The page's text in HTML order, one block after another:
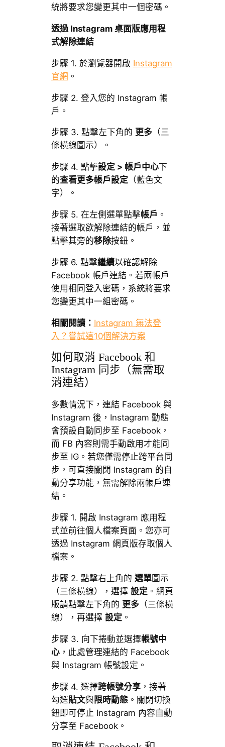
統將要求您變更其中一個密碼。
透過 Instagram 桌面版應用程
式解除連結
步驟 1. 於瀏覽器開啟 Instagram
官網 。
步驟 2. 登入您的 Instagram 帳
戶。
步驟 3. 點擊左下角的 更多（三
條橫線圖示）。
步驟 4. 點擊設定 > 帳戶中心下
的查看更多帳戶設定（藍色文
字）。
步驟 5. 在左側選單點擊帳戶 。
接著選取欲解除連結的帳戶，並
點擊其旁的移除按鈕。
步驟 6. 點擊繼續以確認解除
Facebook 帳戶連結。若兩帳戶
使用相同登入密碼，系統將要求
您變更其中一組密碼。
相關閱讀： Instagram 無法登
入？嘗試這10個解決方案
如何取消 Facebook 和
Instagram 同步（無需取
消連結）
多數情況下，連結 Facebook 與
Instagram 後，Instagram 動態
會預設自動同步至 Facebook，
而 FB 內容則需手動啟用才能同
步至 IG。若您僅需停止跨平台同
步，可直接關閉 Instagram 的自
動分享功能，無需解除兩帳戶連
結。
步驟 1. 開啟 Instagram 應用程
式並前往個人檔案頁面。您亦可
透過 Instagram 網頁版存取個人
檔案。
步驟 2. 點擊右上角的 選單圖示
（三條橫線），選擇 設定 。網頁
版請點擊左下角的 更多（三條橫
線），再選擇 設定 。
步驟 3. 向下捲動並選擇帳號中
心，此處管理連結的 Facebook
與 Instagram 帳號設定。
步驟 4. 選擇跨帳號分享，接著
勾選貼文與 限時動態。關閉切換
鈕即可停止 Instagram 內容自動
分享至 Facebook。